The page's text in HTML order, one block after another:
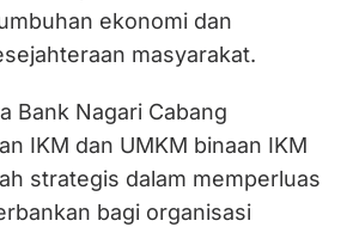
ekonomi dan
masyarakat.
Bank Nagari Cabang
IKM dan UMKM binaan IKM
strategis dalam memperluas
bagi organisasi